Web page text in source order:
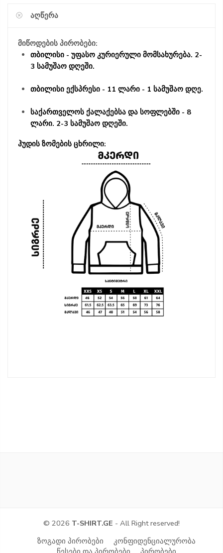
ᲐᲦᲬᲔᲠᲐ
მიწოდების პირობები:
თბილისი - უფასო კურიერული მომსახურება. 2-
3 სამუშაო დღეში.
თბილისი ექსპრესი - 11 ლარი - 1 სამუშაო დღე.
საქართველოს ქალაქებსა და სოფლებში - 8
ლარი. 2-3 სამუშაო დღეში.
ჰუდის ზომების ცხრილი:
© 2026 T-SHIRT.GE - All Right reserved!
ზოგადი პირობები
კონფიდენციალურობა